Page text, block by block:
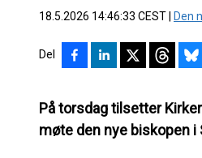
18.5.2026 14:46:33 CEST Den
Del
På torsdag tilsetter
møte den nye biskopen i